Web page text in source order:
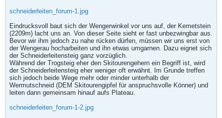
schneiderleiten_forum-1.jpg
Eindrucksvoll baut sich der Wengerwinkel vor uns auf, der Kemetstein
(2209m) lacht uns an. Von dieser Seite sieht er fast unbezwingbar aus.
Bevor wir ihm jedoch zu nahe rücken dürfen, müssen wir uns erst von
der Wengerau hocharbeiten und ihn etwas umgarnen. Dazu eignet sich
der Schneiderleitensteig ganz vorzüglich.
Während der Trogsteig eher den Skitourengehern ein Begriff ist, wird
der Schneiderleitensteig eher weniger oft erwähnt. Im Grunde treffen
sich jedoch beide Wege mehr oder minder unterhalb der
Wermutschneid (DEM Skitourengipfel für anspruchsvolle Könner) und
leiten dann gemeinsam hinauf aufs Plateau.
schneiderleiten_forum-1-2.jpg